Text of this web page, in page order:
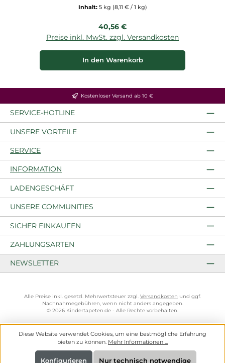
Inhalt: 5 kg (8,11 € / 1 kg)
Regulärer Preis:
40,56 €
Preise inkl. MwSt. zzgl. Versandkosten
In den Warenkorb
Kostenloser Versand ab 10 €
SERVICE-HOTLINE
UNSERE VORTEILE
SERVICE
INFORMATION
LADENGESCHÄFT
UNSERE COMMUNITIES
SICHER EINKAUFEN
ZAHLUNGSARTEN
NEWSLETTER
Alle Preise inkl. gesetzl. Mehrwertsteuer zzgl. Versandkosten und ggf.
Nachnahmegebühren, wenn nicht anders angegeben.
© 2026 Kindertapeten.de - Alle Rechte vorbehalten.
Diese Website verwendet Cookies, um eine bestmögliche Erfahrung
bieten zu können. Mehr Informationen ...
Nur technisch notwendige
Konfigurieren